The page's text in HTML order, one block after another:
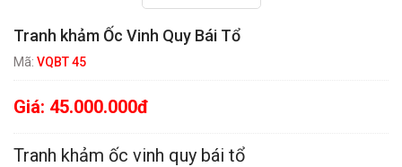
Tranh khảm Ốc Vinh Quy Bái Tổ
Mã: VQBT 45
Giá: 45.000.000đ
Tranh khảm ốc vinh quy bái tổ